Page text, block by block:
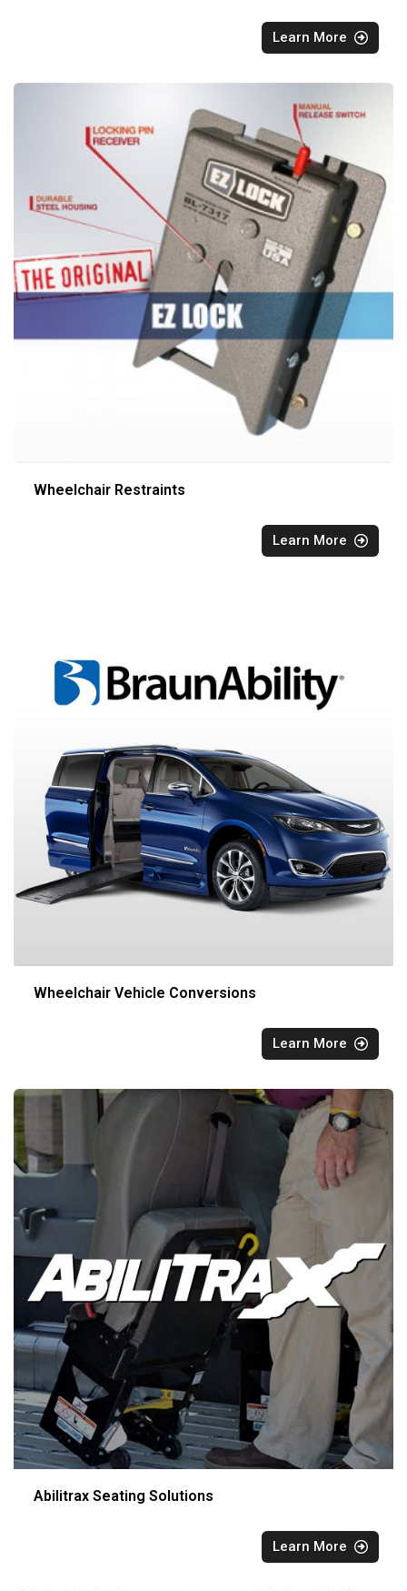
Learn More
Wheelchair Restraints
Learn More
Wheelchair Vehicle Conversions
Learn More
Abilitrax Seating Solutions
Learn More